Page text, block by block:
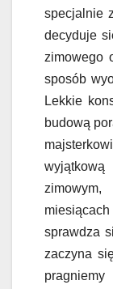
specjalnie
decyduje
zimowego
sposób
Lekkie
budową
sprawdza
zaczyna